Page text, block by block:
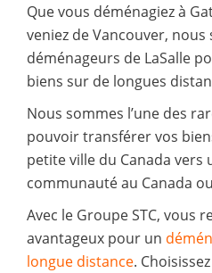
Que vous déménagiez à
veniez de Vancouver,
déménageurs de LaSalle
biens sur de longues
Nous sommes l’une des
pouvoir transférer vos
petite ville du Canada vers
communauté au Canada
Avec le Groupe STC, vous
avantageux pour un
longue distance.